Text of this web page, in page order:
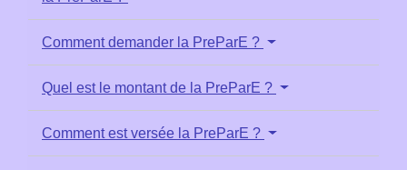
Comment demander la PreParE ?
Quel est le montant de la PreParE ?
Comment est versée la PreParE ?